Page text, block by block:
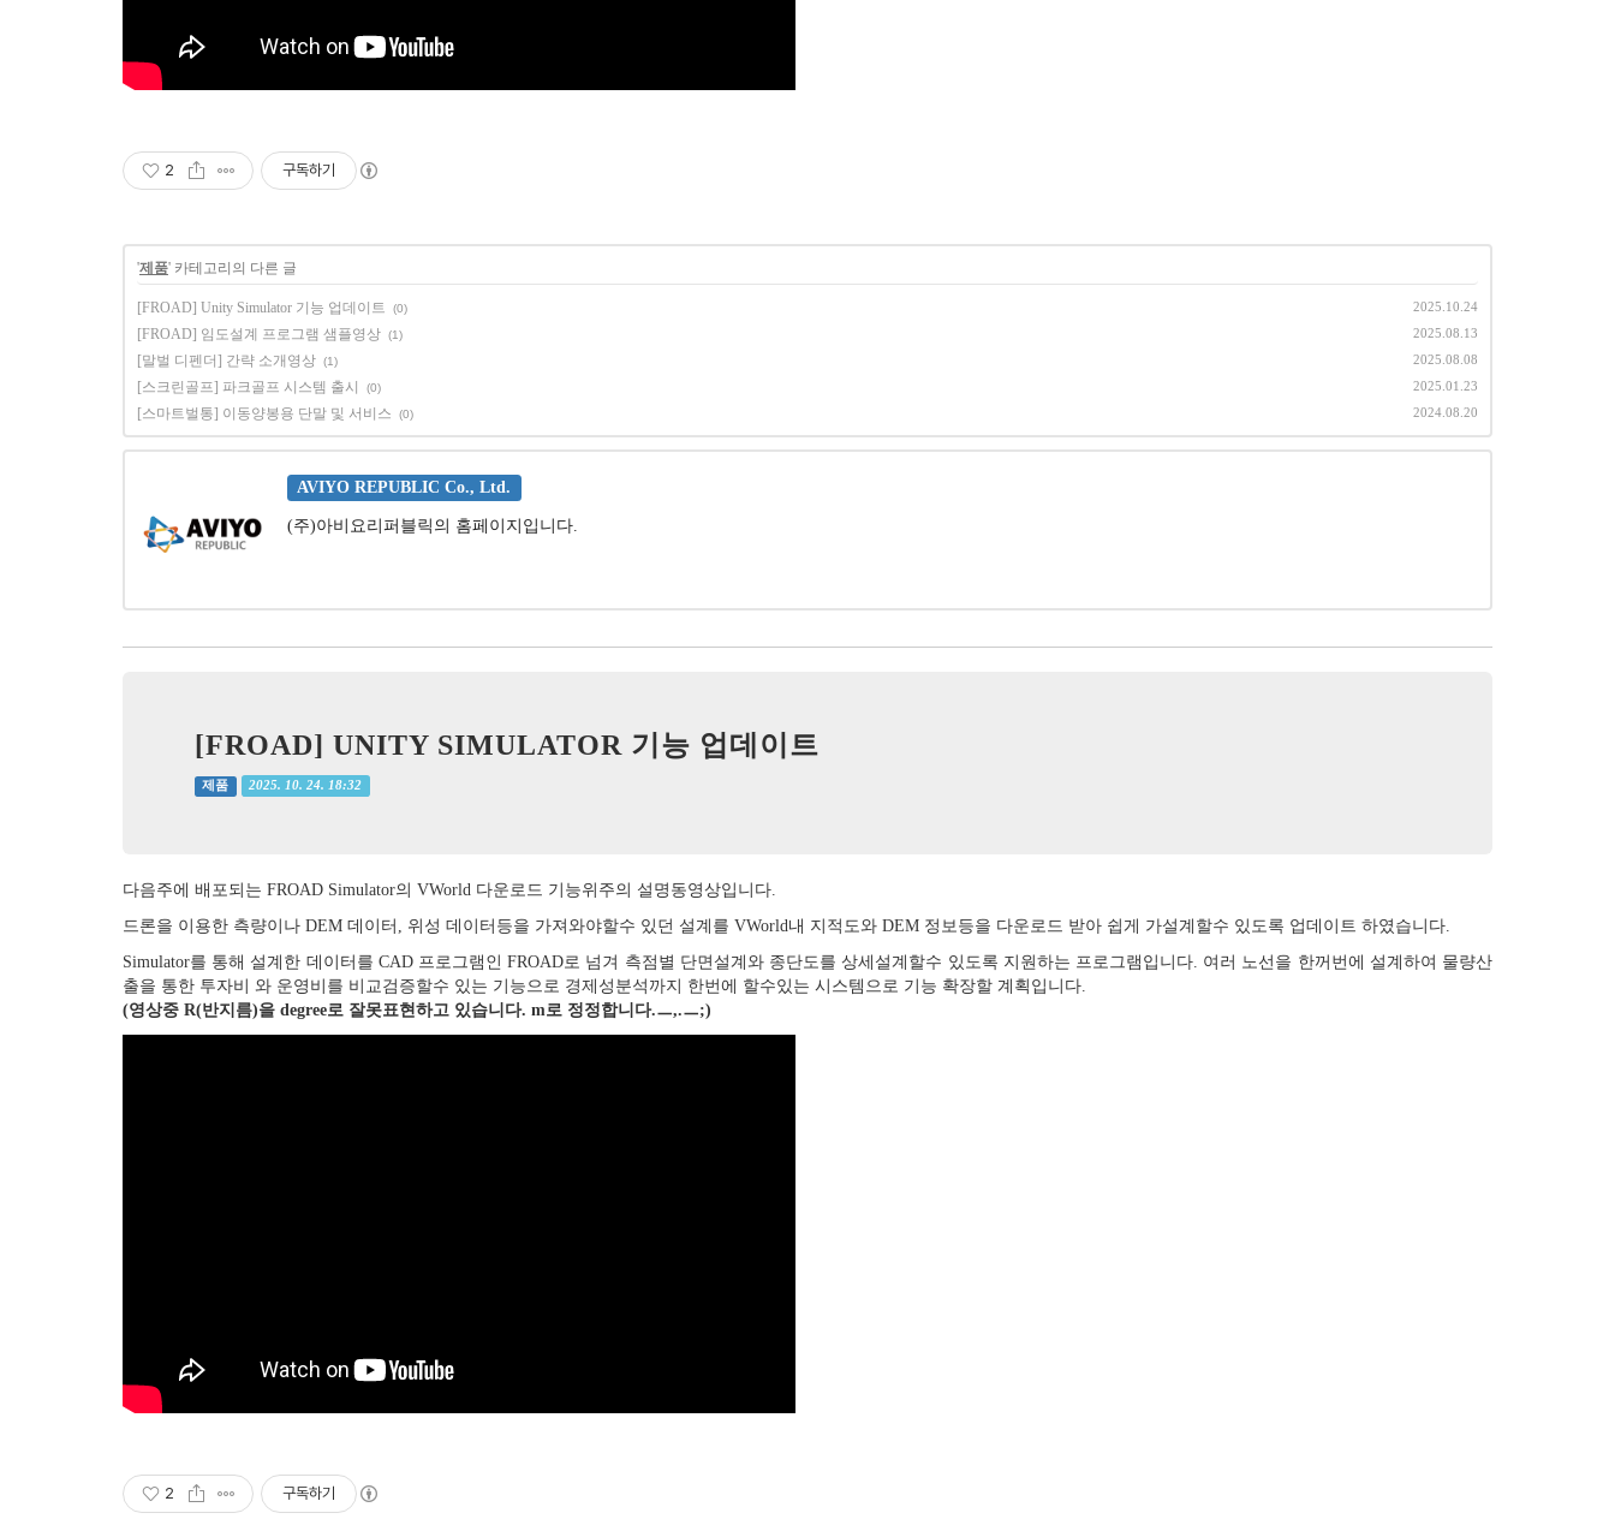
2 구독하기
'제품' 카테고리의 다른 글
[FROAD] Unity Simulator 기능 업데이트 (0) 2025.10.24
[FROAD] 임도설계 프로그램 샘플영상 (1) 2025.08.13
[말벌 디펜더] 간략 소개영상 (1) 2025.08.08
[스크린골프] 파크골프 시스템 출시 (0) 2025.01.23
[스마트벌통] 이동양봉용 단말 및 서비스 (0) 2024.08.20
AVIYO REPUBLIC Co., Ltd.
(주)아비요리퍼블릭의 홈페이지입니다.
[FROAD] UNITY SIMULATOR 기능 업데이트
제품 2025. 10. 24. 18:32
다음주에 배포되는 FROAD Simulator의 VWorld 다운로드 기능위주의 설명동영상입니다.
드론을 이용한 측량이나 DEM 데이터, 위성 데이터등을 가져와야할수 있던 설계를 VWorld내 지적도와 DEM 정보등을 다운로드 받아 쉽게 가설계할수 있도록 업데이트 하였습니다.
Simulator를 통해 설계한 데이터를 CAD 프로그램인 FROAD로 넘겨 측점별 단면설계와 종단도를 상세설계할수 있도록 지원하는 프로그램입니다. 여러 노선을 한꺼번에 설계하여 물량산
출을 통한 투자비 와 운영비를 비교검증할수 있는 기능으로 경제성분석까지 한번에 할수있는 시스템으로 기능 확장할 계획입니다.
(영상중 R(반지름)을 degree로 잘못표현하고 있습니다. m로 정정합니다.ㅡ,.ㅡ;)
2 구독하기